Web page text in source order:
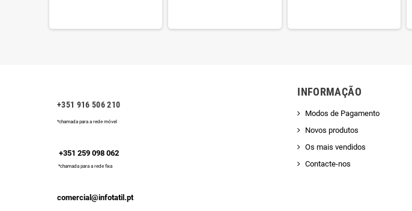
+351 916 506 210
*chamada para a rede móvel
+351 259 098 062
*chamada para a rede fixa
comercial@infotatil.pt
INFORMAÇÃO
Modos de Pagamento
Novos produtos
Os mais vendidos
Contacte-nos